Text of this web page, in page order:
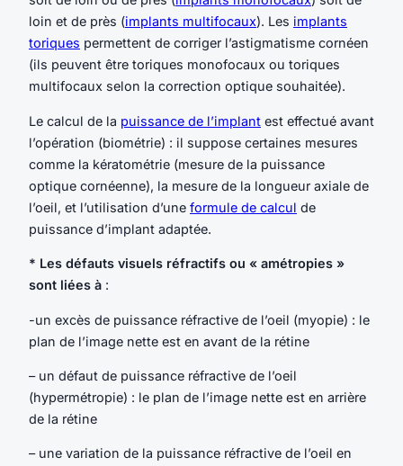
loin et de près (implants multifocaux). Les implants
toriques permettent de corriger l’astigmatisme cornéen
(ils peuvent être toriques monofocaux ou toriques
multifocaux selon la correction optique souhaitée).
Le calcul de la puissance de l’implant est effectué avant
l’opération (biométrie) : il suppose certaines mesures
comme la kératométrie (mesure de la puissance
optique cornéenne), la mesure de la longueur axiale de
l’oeil, et l’utilisation d’une formule de calcul de
puissance d’implant adaptée.
* Les défauts visuels réfractifs ou « amétropies »
sont liées à :
-un excès de puissance réfractive de l’oeil (myopie) : le
plan de l’image nette est en avant de la rétine
– un défaut de puissance réfractive de l’oeil
(hypermétropie) : le plan de l’image nette est en arrière
de la rétine
– une variation de la puissance réfractive de l’oeil en